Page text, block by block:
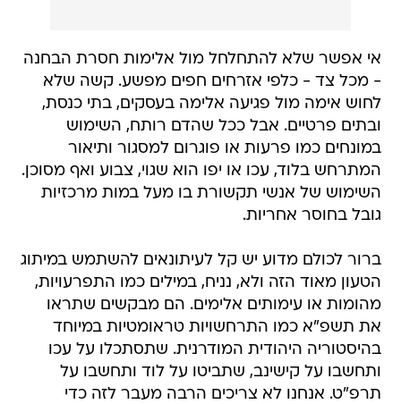
אי אפשר שלא להתחלחל מול אלימות חסרת הבחנה
- מכל צד - כלפי אזרחים חפים מפשע. קשה שלא
לחוש אימה מול פגיעה אלימה בעסקים, בתי כנסת,
ובתים פרטיים. אבל ככל שהדם רותח, השימוש
במונחים כמו פרעות או פוגרום למסגור ותיאור
המתרחש בלוד, עכו או יפו הוא שגוי, צבוע ואף מסוכן.
השימוש של אנשי תקשורת בו מעל במות מרכזיות
גובל בחוסר אחריות.
ברור לכולם מדוע יש קל לעיתונאים להשתמש במיתוג
הטעון מאוד הזה ולא, נניח, במילים כמו התפרעויות,
מהומות או עימותים אלימים. הם מבקשים שתראו
את תשפ"א כמו התרחשויות טראומטיות במיוחד
בהיסטוריה היהודית המודרנית. שתסתכלו על עכו
ותחשבו על קישינב, שתביטו על לוד ותחשבו על
תרפ"ט. אנחנו לא צריכים הרבה מעבר לזה כדי